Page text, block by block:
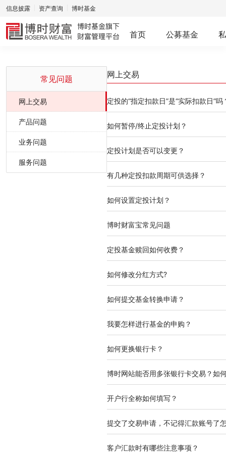
信息披露 资产查询 博时基金
首页 公募基金
常见问题
网上交易
产品问题
业务问题
服务问题
网上交易
定投的“指定扣款日”是“实际扣款日”吗
如何暂停/终止定投计划？
定投计划是否可以变更？
有几种定投扣款周期可供选择？
如何设置定投计划？
博时财富宝常见问题
定投基金赎回如何收费？
如何修改分红方式?
如何提交基金转换申请？
我要怎样进行基金的申购？
如何更换银行卡？
博时网站能否用多张银行卡交易？如
开户行全称如何填写？
提交了交易申请，不记得汇款账号了
客户汇款时有哪些注意事项？